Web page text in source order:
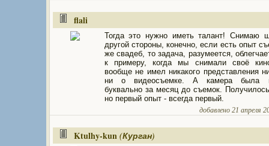
flali
Тогда это нужно иметь талант! Снимаю
другой стороны, конечно, если есть опыт
же свадеб, то задача, разумеется,
к примеру, когда мы снимали своё
вообще не имел никакого представления
ни о видеосъемке. А камера была
буквально за месяц до съемок.
но первый опыт - всегда первый.
добавлено 21 апреля
Ktulhy-kun (Курган)